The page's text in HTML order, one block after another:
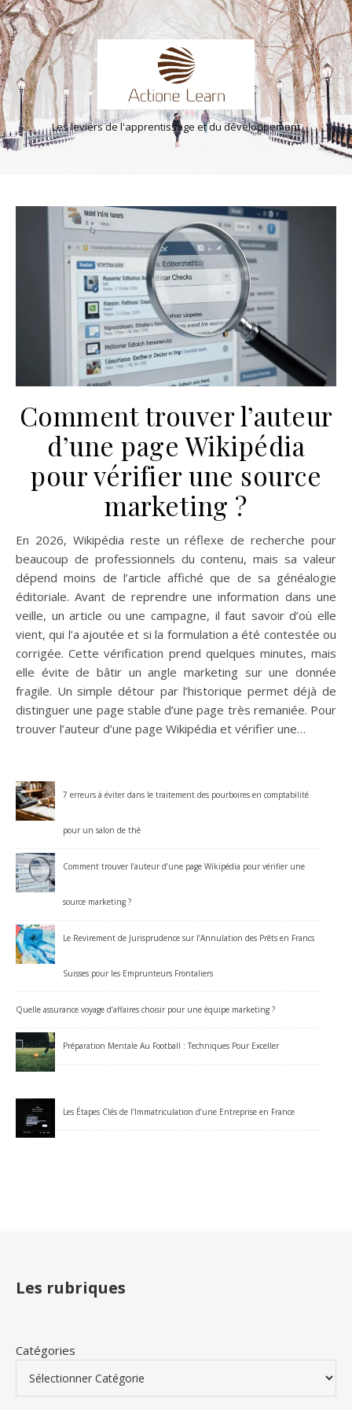
Les leviers de l'apprentissage et du développement
Comment trouver l’auteur
d’une page Wikipédia
pour vérifier une source
marketing ?
En 2026, Wikipédia reste un réflexe de recherche pour
beaucoup de professionnels du contenu, mais sa valeur
dépend moins de l’article affiché que de sa généalogie
éditoriale. Avant de reprendre une information dans une
veille, un article ou une campagne, il faut savoir d’où elle
vient, qui l’a ajoutée et si la formulation a été contestée ou
corrigée. Cette vérification prend quelques minutes, mais
elle évite de bâtir un angle marketing sur une donnée
fragile. Un simple détour par l’historique permet déjà de
distinguer une page stable d’une page très remaniée. Pour
trouver l’auteur d’une page Wikipédia et vérifier une…
7 erreurs à éviter dans le traitement des pourboires en comptabilité
pour un salon de thé
Comment trouver l’auteur d’une page Wikipédia pour vérifier une
source marketing ?
Le Revirement de Jurisprudence sur l’Annulation des Prêts en Francs
Suisses pour les Emprunteurs Frontaliers
Quelle assurance voyage d’affaires choisir pour une équipe marketing ?
Préparation Mentale Au Football : Techniques Pour Exceller
Les Étapes Clés de l’Immatriculation d’une Entreprise en France
Les rubriques
Catégories